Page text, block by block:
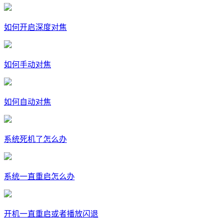
如何开启深度对焦
如何手动对焦
如何自动对焦
系统死机了怎么办
系统一直重启怎么办
开机一直重启或者播放闪退